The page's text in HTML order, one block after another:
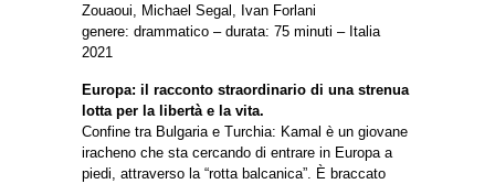
Zouaoui, Michael Segal, Ivan Forlani
genere: drammatico – durata: 75 minuti – Italia
2021
Europa: il racconto straordinario di una strenua
lotta per la libertà e la vita.
Confine tra Bulgaria e Turchia: Kamal è un giovane
iracheno che sta cercando di entrare in Europa a
piedi, attraverso la “rotta balcanica”. È braccato